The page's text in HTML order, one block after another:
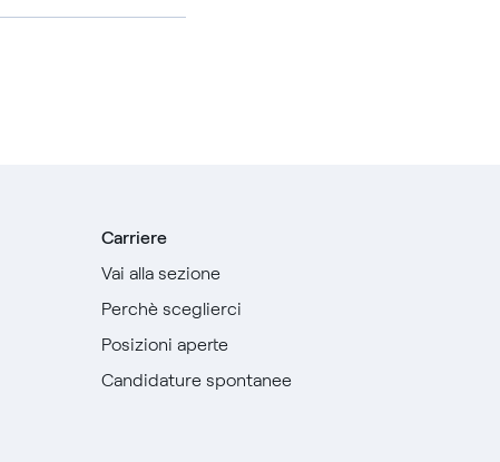
Carriere
Vai alla sezione
Perchè sceglierci
Posizioni aperte
Candidature spontanee